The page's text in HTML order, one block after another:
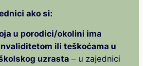
ako si:
u porodici/okolini ima
ili teškoćama u
uzrasta – u zajednici